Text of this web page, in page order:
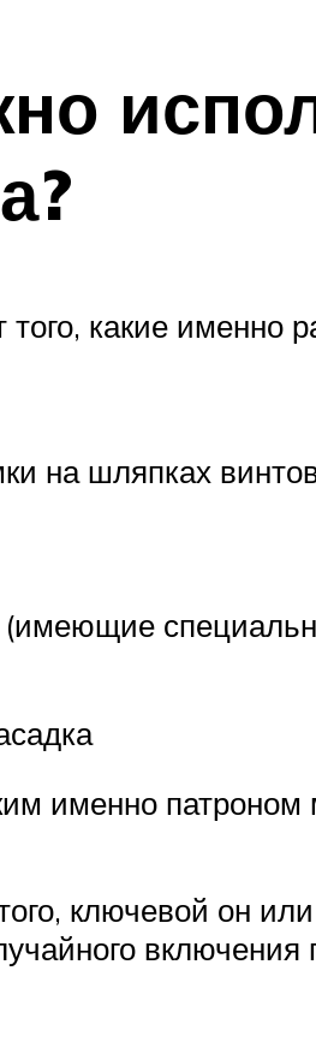
какие именно
на шляпках
(имеющие
именно
ключевой он